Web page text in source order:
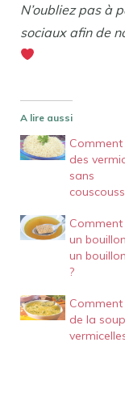
N’oubliez pas à
sociaux afin de
A lire aussi
Comment
des
sans
un
un
?
de la